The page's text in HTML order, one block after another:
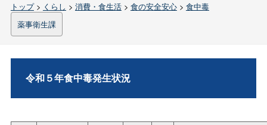
トップ> くらし > 消費・食生活> 食の安全安心> 食中毒
薬事衛生課
令和５年食中毒発生状況